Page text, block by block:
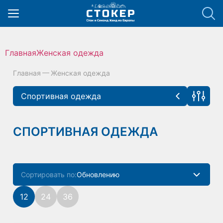
hello_elementor_body_open();
ГлавнаяЖенская одежда
Главная Женская одежда
Спортивная одежда
Брюки(42)
Верхняя одежда
СПОРТИВНАЯ ОДЕЖДА
Сортировать по:Обновлению
Популярности
12 24 36